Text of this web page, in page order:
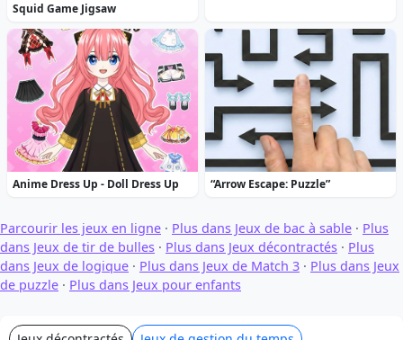
Squid Game Jigsaw
Anime Dress Up - Doll Dress Up “Arrow Escape: Puzzle”
Parcourir les jeux en ligne · Plus dans Jeux de bac à sable · Plus
dans Jeux de tir de bulles · Plus dans Jeux décontractés · Plus
dans Jeux de logique · Plus dans Jeux de Match 3 · Plus dans Jeux
de puzzle · Plus dans Jeux pour enfants